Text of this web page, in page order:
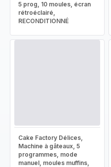
5 prog, 10 moules, écran
rétroéclairé,
RECONDITIONNÉ
Cake Factory Délices,
Machine à gâteaux, 5
programmes, mode
manuel, moules muffins,